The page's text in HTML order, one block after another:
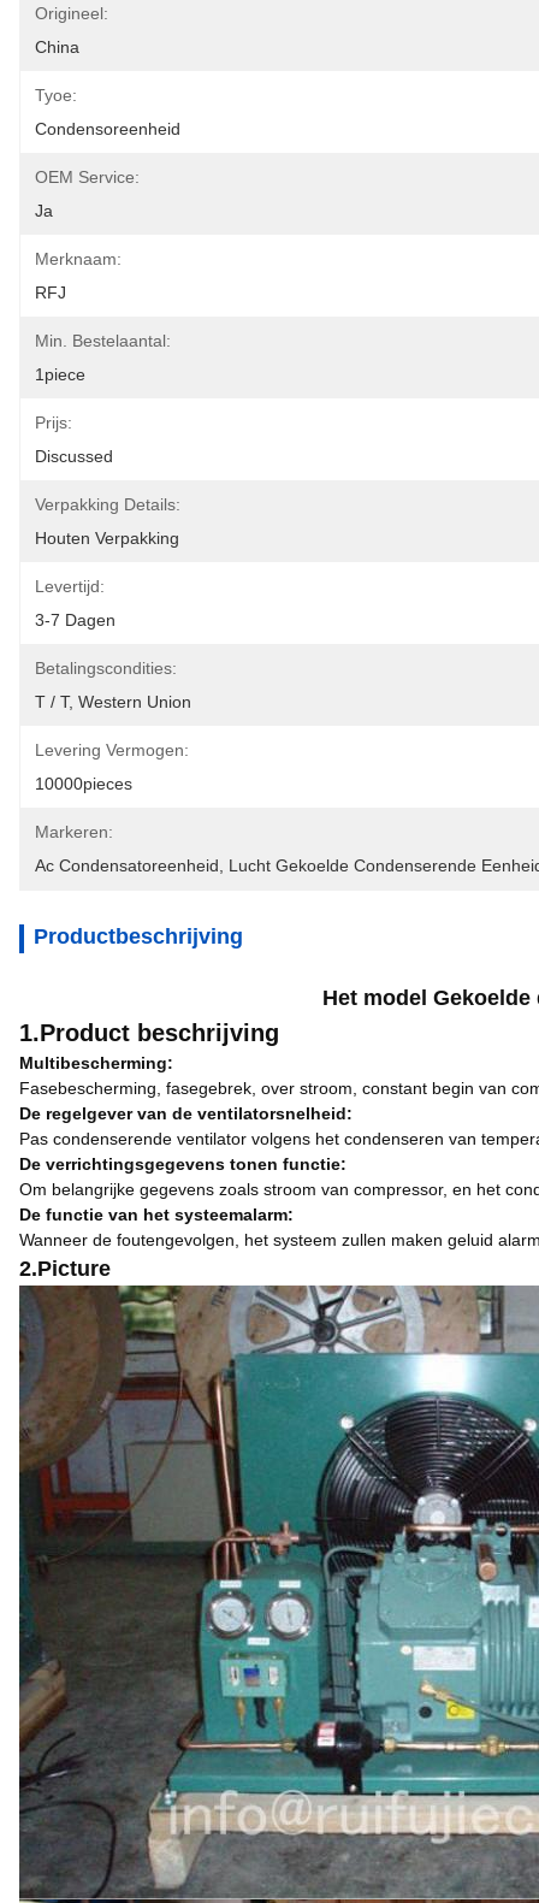
Origineel:
China
Tyoe:
Condensoreenheid
OEM Service:
Ja
Merknaam:
RFJ
Min. Bestelaantal:
1piece
Prijs:
Discussed
Verpakking Details:
Houten Verpakking
Levertijd:
3-7 Dagen
Betalingscondities:
T / T, Western Union
Levering Vermogen:
10000pieces
Markeren:
Ac Condensatoreenheid
Lucht Gekoelde Condenserende
Productbeschrijving
Het model
1.Product beschrijving
Multibescherming:
Fasebescherming, fasegebrek, over stroom, constant begin van
De regelgever van de ventilatorsnelheid:
Pas condenserende ventilator volgens het condenseren van
De verrichtingsgegevens tonen functie:
Om belangrijke gegevens zoals stroom van compressor, en het
De functie van het systeemalarm:
Wanneer de foutengevolgen, het systeem zullen maken geluid
2.Picture